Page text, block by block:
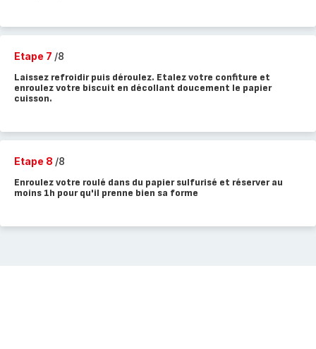
Etape 7 /8
Laissez refroidir puis déroulez. Etalez votre confiture et
enroulez votre biscuit en décollant doucement le papier
cuisson.
Etape 8 /8
Enroulez votre roulé dans du papier sulfurisé et réserver au
moins 1h pour qu'il prenne bien sa forme